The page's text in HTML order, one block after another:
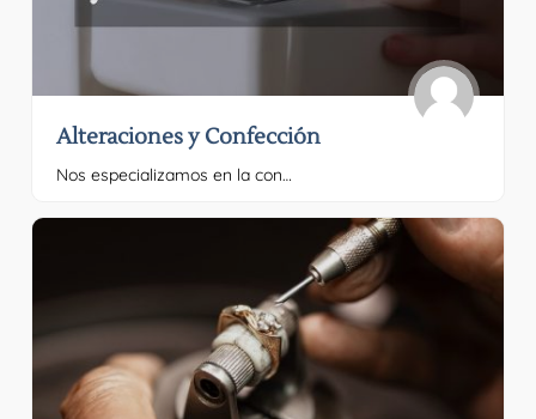
Alteraciones y Confección
Nos especializamos en la confección y alteración Por favor, proporciona el texto que quieres traducir.